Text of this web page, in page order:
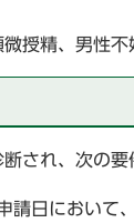
授精、男性
され、次の
請日において